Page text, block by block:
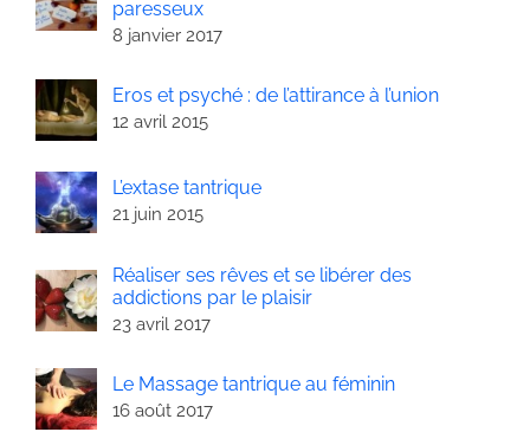
paresseux
8 janvier 2017
Eros et psyché : de l’attirance à l’union
12 avril 2015
L’extase tantrique
21 juin 2015
Réaliser ses rêves et se libérer des
addictions par le plaisir
23 avril 2017
Le Massage tantrique au féminin
16 août 2017